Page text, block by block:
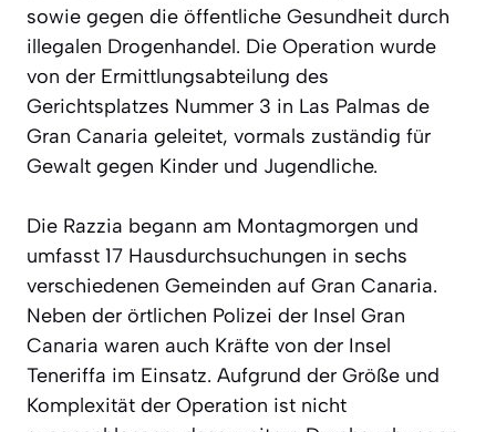
sowie gegen die öffentliche Gesundheit durch
illegalen Drogenhandel. Die Operation wurde
von der Ermittlungsabteilung des
Gerichtsplatzes Nummer 3 in Las Palmas de
Gran Canaria geleitet, vormals zuständig für
Gewalt gegen Kinder und Jugendliche.
Die Razzia begann am Montagmorgen und
umfasst 17 Hausdurchsuchungen in sechs
verschiedenen Gemeinden auf Gran Canaria.
Neben der örtlichen Polizei der Insel Gran
Canaria waren auch Kräfte von der Insel
Teneriffa im Einsatz. Aufgrund der Größe und
Komplexität der Operation ist nicht